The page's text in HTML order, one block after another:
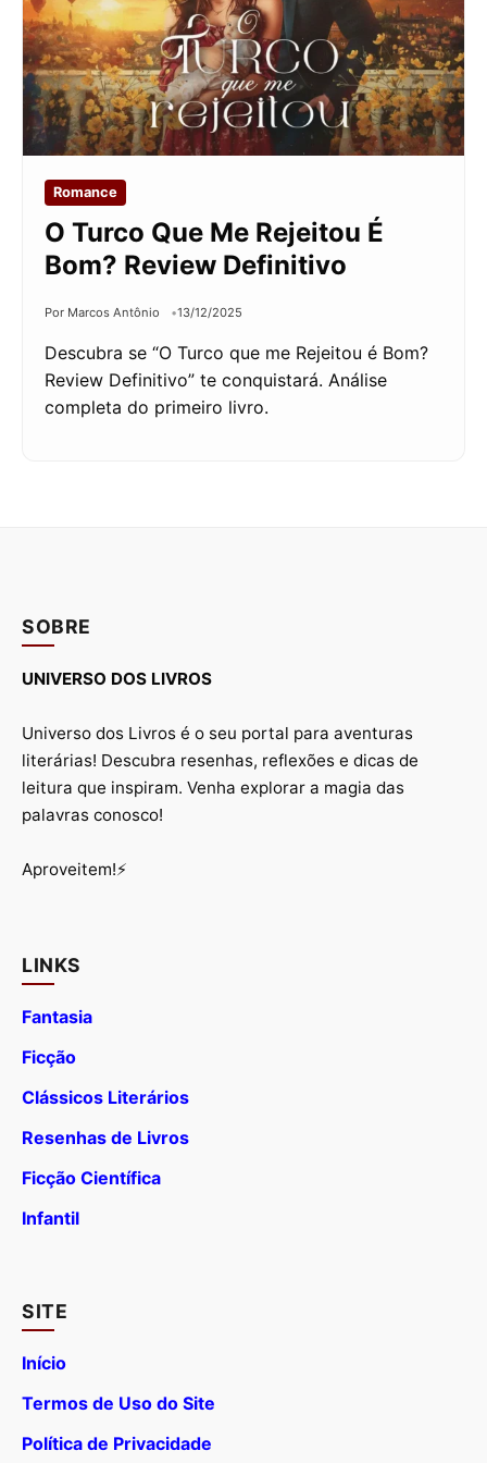
Romance
O Turco Que Me Rejeitou É
Bom? Review Definitivo
Por Marcos Antônio 13/12/2025
Descubra se “O Turco que me Rejeitou é Bom?
Review Definitivo” te conquistará. Análise
completa do primeiro livro.
SOBRE
UNIVERSO DOS LIVROS
Universo dos Livros é o seu portal para aventuras
literárias! Descubra resenhas, reflexões e dicas de
leitura que inspiram. Venha explorar a magia das
palavras conosco!
Aproveitem!⚡
LINKS
Fantasia
Ficção
Clássicos Literários
Resenhas de Livros
Ficção Científica
Infantil
SITE
Início
Termos de Uso do Site
Política de Privacidade